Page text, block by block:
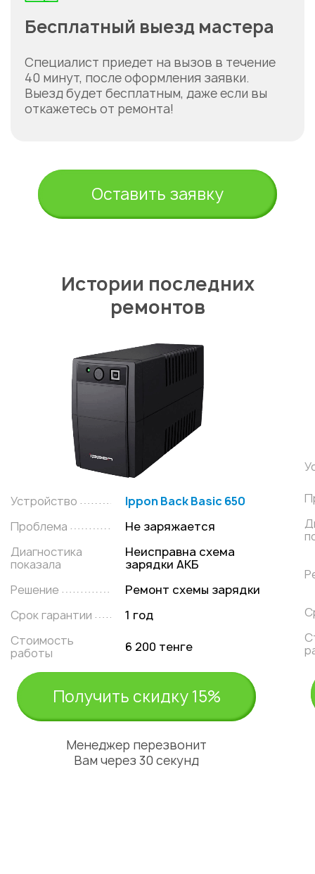
Бесплатный выезд мастера
Специалист приедет на вызов в течение
40 минут, после оформления заявки.
Выезд будет бесплатным, даже если вы
откажетесь от ремонта!
Оставить заявку
Истории последних
ремонтов
Устройство
Ippon Back Basic 650
Проблема
Не заряжается
Диагностика
показала
Неисправна схема
зарядки АКБ
Решение
Ремонт схемы зарядки
Срок гарантии
1 год
Стоимость
работы
6 200 тенге
Получить скидку 15%
Менеджер перезвонит
Вам через 30 секунд